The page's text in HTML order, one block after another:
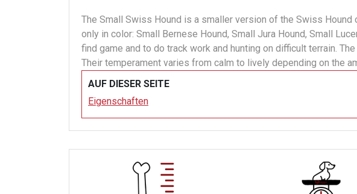
The Small Swiss Hound is a smaller version of the Swiss
only in color: Small Bernese Hound, Small Jura Hound, Small
find game and to do track work and hunting on difficult terrain.
Their temperament varies from calm to lively depending on the
AUF DIESER SEITE
Eigenschaften